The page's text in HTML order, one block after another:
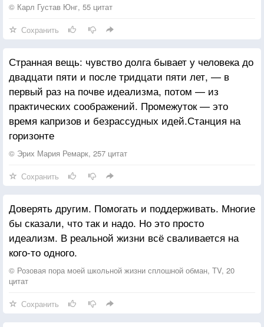
© Карл Густав Юнг, 55 цитат
Сохранить
Странная вещь: чувство долга бывает у человека до
двадцати пяти и после тридцати пяти лет, — в
первый раз на почве идеализма, потом — из
практических соображений. Промежуток — это
время капризов и безрассудных идей.Станция на
горизонте
© Эрих Мария Ремарк, 257 цитат
Сохранить
Доверять другим. Помогать и поддерживать. Многие
бы сказали, что так и надо. Но это просто
идеализм. В реальной жизни всё сваливается на
кого-то одного.
© Розовая пора моей школьной жизни сплошной обман, TV, 20
цитат
Сохранить